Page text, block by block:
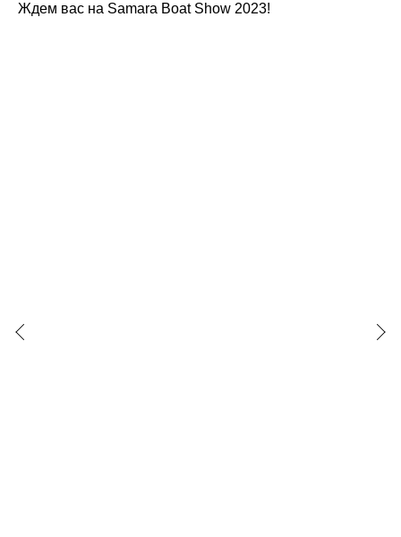
Ждем вас на Samara Boat Show 2023!